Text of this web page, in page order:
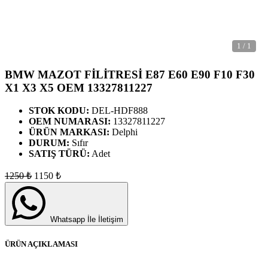
1 / 1
BMW MAZOT FİLİTRESİ E87 E60 E90 F10 F30
X1 X3 X5 OEM 13327811227
STOK KODU: DEL-HDF888
OEM NUMARASI: 13327811227
ÜRÜN MARKASI: Delphi
DURUM: Sıfır
SATIŞ TÜRÜ: Adet
1250₺ 1150 ₺
Whatsapp İle İletişim
ÜRÜN AÇIKLAMASI